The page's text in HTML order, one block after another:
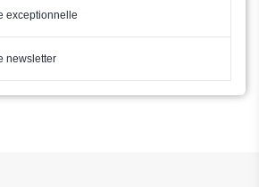
exceptionnelle
newsletter